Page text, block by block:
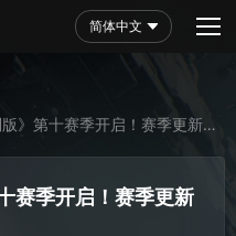
简体中文
版》第十赛季开启！赛季更新一
赛季开启！赛季更新